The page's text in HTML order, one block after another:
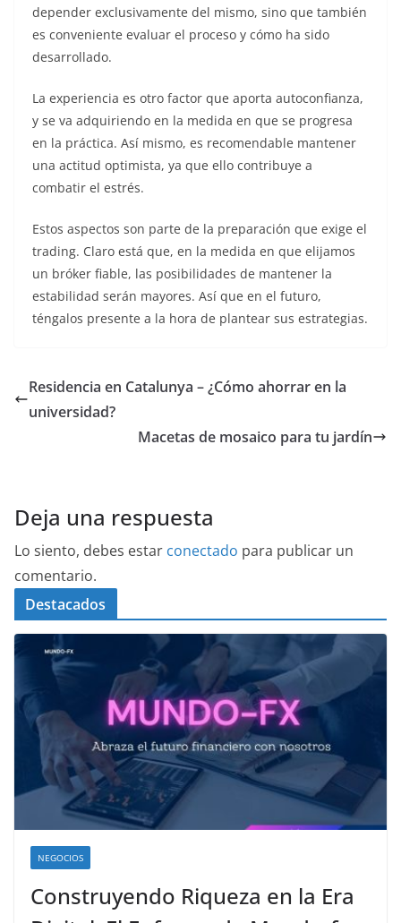
depender exclusivamente del mismo, sino que también
es conveniente evaluar el proceso y cómo ha sido
desarrollado.
La experiencia es otro factor que aporta autoconfianza,
y se va adquiriendo en la medida en que se progresa
en la práctica. Así mismo, es recomendable mantener
una actitud optimista, ya que ello contribuye a
combatir el estrés.
Estos aspectos son parte de la preparación que exige el
trading. Claro está que, en la medida en que elijamos
un bróker fiable, las posibilidades de mantener la
estabilidad serán mayores. Así que en el futuro,
téngalos presente a la hora de plantear sus estrategias.
Residencia en Catalunya – ¿Cómo ahorrar en la
universidad?
Macetas de mosaico para tu jardín
Deja una respuesta
Lo siento, debes estar conectado para publicar un
comentario.
Destacados
NEGOCIOS
Construyendo Riqueza en la Era